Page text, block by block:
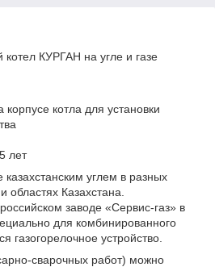
КУРГАН на угле и газе
котла для установки
лет
углем в разных
областях Казахстана.
заводе «Сервис-газ» в
для комбинированного
газогорелочное устройство.
сварочных работ) можно